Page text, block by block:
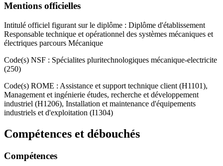
Mentions officielles
Intitulé officiel figurant sur le diplôme : Diplôme d'établissement
Responsable technique et opérationnel des systèmes mécaniques et
électriques parcours Mécanique
Code(s) NSF : Spécialites pluritechnologiques mécanique-electricite
(250)
Code(s) ROME : Assistance et support technique client (H1101),
Management et ingénierie études, recherche et développement
industriel (H1206), Installation et maintenance d'équipements
industriels et d'exploitation (I1304)
Compétences et débouchés
Compétences